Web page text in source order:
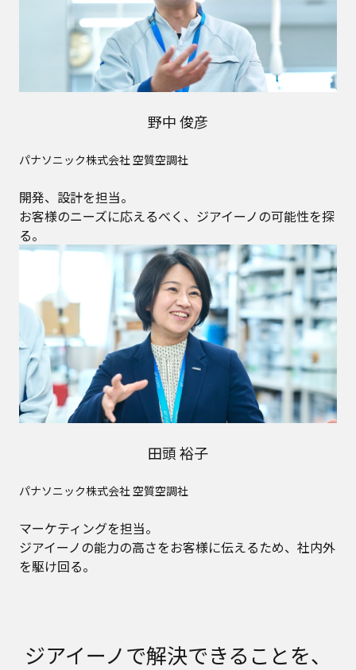
野中 俊彦
パナソニック株式会社 空質空調社
開発、設計を担当。
お客様のニーズに応えるべく、ジアイーノの可能性を探
る。
田頭 裕子
パナソニック株式会社 空質空調社
マーケティングを担当。
ジアイーノの能力の高さをお客様に伝えるため、社内外
を駆け回る。
ジアイーノで解決できることを、